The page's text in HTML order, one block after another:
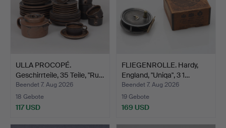
ULLA PROCOPÉ.
Geschirrteile, 35 Teile, "Ru…
Beendet 7. Aug 2026
18 Gebote
117 USD
FLIEGENROLLE. Hardy,
England, "Uniqa", 3 1…
Beendet 7. Aug 2026
19 Gebote
169 USD